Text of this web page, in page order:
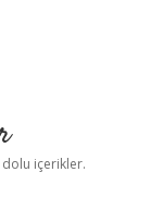
dolu içerikler.